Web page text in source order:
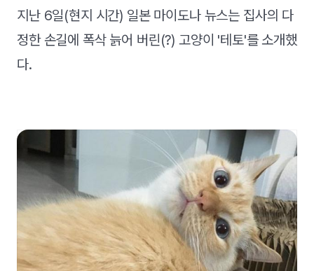
지난 6일(현지 시간) 일본 마이도나 뉴스는 집사의 다
정한 손길에 폭삭 늙어 버린(?) 고양이 '테토'를 소개했
다.